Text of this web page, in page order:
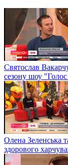
Святослав
сезону шоу
Олена Зеленська
здорового